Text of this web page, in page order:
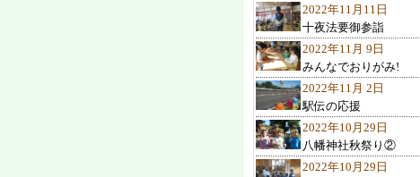
2022年11月11日
十夜法要御参詣
2022年11月 9日
みんなでおりがみ!
2022年11月 2日
駅伝の応援
2022年10月29日
八幡神社秋祭り②
2022年10月29日